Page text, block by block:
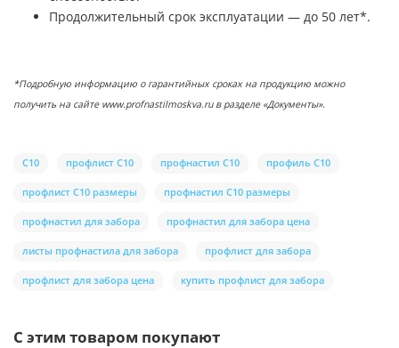
Продолжительный срок эксплуатации — до 50 лет*.
*Подробную информацию о гарантийных сроках на продукцию можно
получить на сайте www.profnastilmoskva.ru в разделе «Документы».
С10 профлист С10 профнастил С10 профиль С10
профлист С10 размеры профнастил С10 размеры
профнастил для забора профнастил для забора цена
листы профнастила для забора профлист для забора
профлист для забора цена купить профлист для забора
С этим товаром покупают